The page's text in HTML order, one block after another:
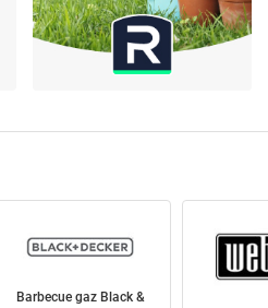
Barbecue gaz Black &